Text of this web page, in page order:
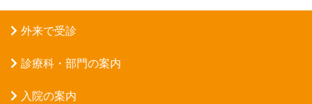
外来で受診
診療科・部門の案内
入院の案内